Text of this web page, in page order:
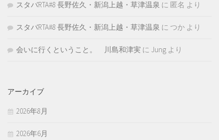
スタバRTA#8 長野佐久・新潟上越・草津温泉 に 匿名 より
スタバRTA#8 長野佐久・新潟上越・草津温泉 に つか より
会いに行くということ。 川島和津実 に Jung より
アーカイブ
2026年8月
2026年6月